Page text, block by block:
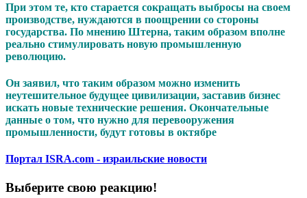
При этом те, кто старается сокращать выбросы на своем
производстве, нуждаются в поощрении со стороны
государства. По мнению Штерна, таким образом вполне
реально стимулировать новую промышленную
революцию.
Он заявил, что таким образом можно изменить
неутешительное будущее цивилизации, заставив бизнес
искать новые технические решения. Окончательные
данные о том, что нужно для перевооружения
промышленности, будут готовы в октябре
Портал ISRA.com - израильские новости
Выберите свою реакцию!